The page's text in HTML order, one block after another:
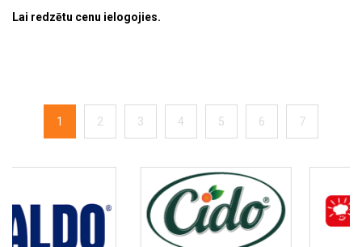
Lai redzētu cenu ielogojies.
1 2 3 4 5 6 7